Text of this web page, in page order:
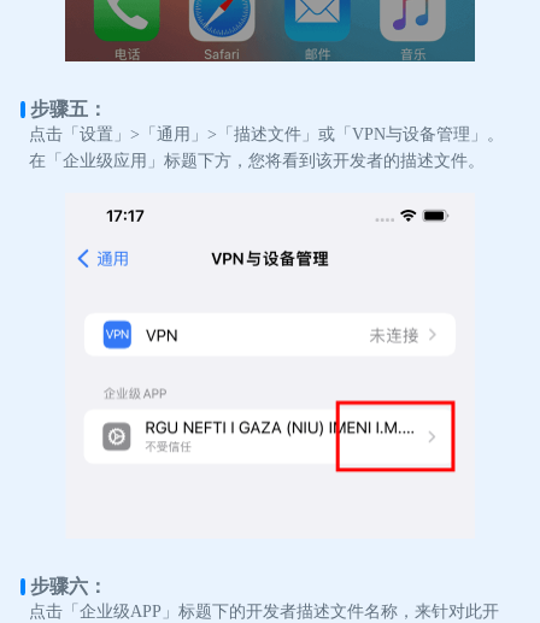
步骤五：
点击「设置」>「通用」>「描述文件」或「VPN与设备管理」。
在「企业级应用」标题下方，您将看到该开发者的描述文件。
步骤六：
点击「企业级APP」标题下的开发者描述文件名称，来针对此开